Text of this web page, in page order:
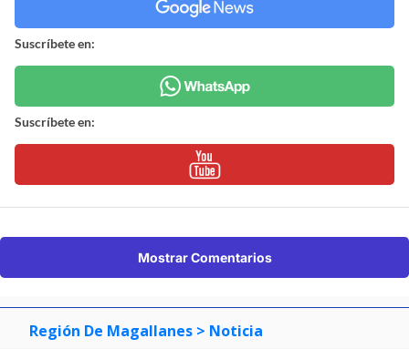
Suscríbete en:
Suscríbete en:
Mostrar Comentarios
Región De Magallanes > Noticia